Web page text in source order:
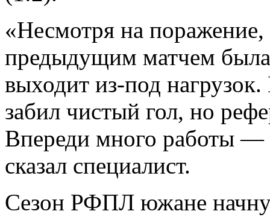
«Несмотря на
предыдущим матчем
выходит из-под
забил чистый гол, но
Впереди много работы
сказал специалист.
Сезон РФПЛ южане